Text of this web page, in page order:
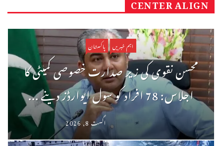
اہم خبریں پاکستان
محسن نقوی کی زیر صدارت خصوصی کمیٹی کا
اجلاس: 78 افراد کو سول ایوارڈز دینے ...
اگست 8, 2026